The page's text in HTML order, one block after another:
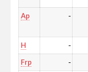
Ap -
H -
Frp -